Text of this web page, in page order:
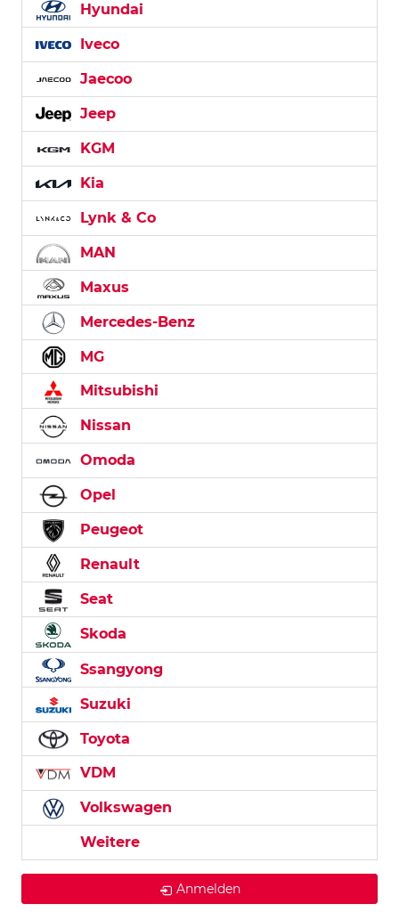
Hyundai
Iveco
Jaecoo
Jeep
KGM
Kia
Lynk & Co
MAN
Maxus
Mercedes-Benz
MG
Mitsubishi
Nissan
Omoda
Opel
Peugeot
Renault
Seat
Skoda
Ssangyong
Suzuki
Toyota
VDM
Volkswagen
Weitere
Anmelden